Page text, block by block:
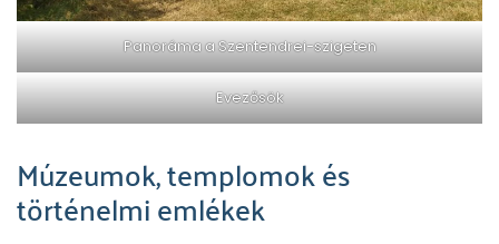
Panoráma a Szentendrei-szigeten
Evezősök
Múzeumok, templomok és
történelmi emlékek